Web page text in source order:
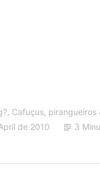
, Cafuçus, pirangueiros
de 2010 3